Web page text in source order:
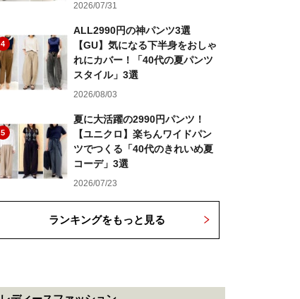
2026/07/31
4
ALL2990円の神パンツ3選
【GU】気になる下半身をおしゃ
れにカバー！「40代の夏パンツ
スタイル」3選
2026/08/03
5
夏に大活躍の2990円パンツ！
【ユニクロ】楽ちんワイドパン
ツでつくる「40代のきれいめ夏
コーデ」3選
2026/07/23
ランキングをもっと見る